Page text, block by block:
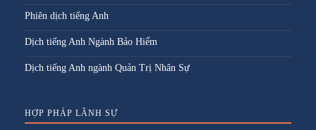
Phiên dịch tiếng Anh
Dịch tiếng Anh Ngành Bảo Hiểm
Dịch tiếng Anh ngành Quản Trị Nhân Sự
HỢP PHÁP LÃNH SỰ